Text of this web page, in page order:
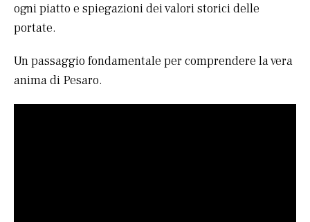
ogni piatto e spiegazioni dei valori storici delle
portate.
Un passaggio fondamentale per comprendere la vera
anima di Pesaro.